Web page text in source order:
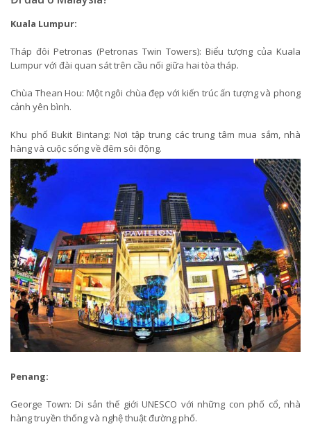
Kuala Lumpur:
Tháp đôi Petronas (Petronas Twin Towers): Biểu tượng của Kuala
Lumpur với đài quan sát trên cầu nối giữa hai tòa tháp.
Chùa Thean Hou: Một ngôi chùa đẹp với kiến trúc ấn tượng và phong
cảnh yên bình.
Khu phố Bukit Bintang: Nơi tập trung các trung tâm mua sắm, nhà
hàng và cuộc sống về đêm sôi động.
Penang:
George Town: Di sản thế giới UNESCO với những con phố cổ, nhà
hàng truyền thống và nghệ thuật đường phố.